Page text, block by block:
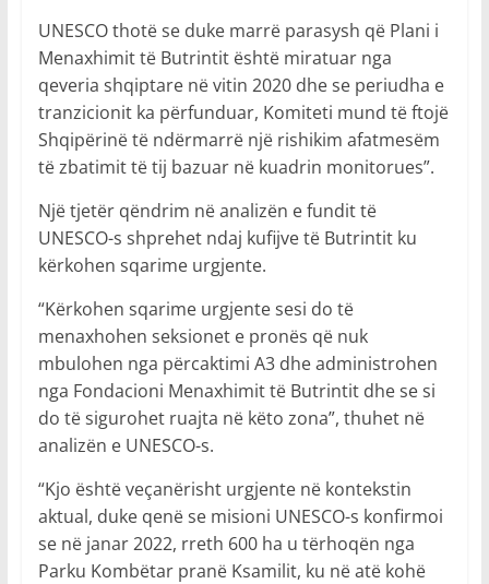
UNESCO thotë se duke marrë parasysh që Plani i
Menaxhimit të Butrintit është miratuar nga
qeveria shqiptare në vitin 2020 dhe se periudha e
tranzicionit ka përfunduar, Komiteti mund të ftojë
Shqipërinë të ndërmarrë një rishikim afatmesëm
të zbatimit të tij bazuar në kuadrin monitorues”.
Një tjetër qëndrim në analizën e fundit të
UNESCO-s shprehet ndaj kufijve të Butrintit ku
kërkohen sqarime urgjente.
“Kërkohen sqarime urgjente sesi do të
menaxhohen seksionet e pronës që nuk
mbulohen nga përcaktimi A3 dhe administrohen
nga Fondacioni Menaxhimit të Butrintit dhe se si
do të sigurohet ruajta në këto zona”, thuhet në
analizën e UNESCO-s.
“Kjo është veçanërisht urgjente në kontekstin
aktual, duke qenë se misioni UNESCO-s konfirmoi
se në janar 2022, rreth 600 ha u tërhoqën nga
Parku Kombëtar pranë Ksamilit, ku në atë kohë